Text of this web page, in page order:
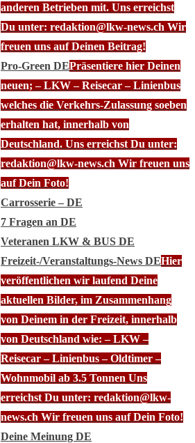
anderen Betrieben mit. Uns erreichst
Du unter: redaktion@lkw-news.ch Wir
freuen uns auf Deinen Beitrag!
Pro-Green DEPräsentiere hier Deinen
neuen; – LKW – Reisecar – Linienbus
welches die Verkehrs-Zulassung soeben
erhalten hat, innerhalb von
Deutschland. Uns erreichst Du unter:
redaktion@lkw-news.ch Wir freuen uns
auf Dein Foto!
Carrosserie – DE
7 Fragen an DE
Veteranen LKW & BUS DE
Freizeit-/Veranstaltungs-News DEHier
veröffentlichen wir laufend Deine
aktuellen Bilder, im Zusammenhang
von Deinem in der Freizeit, innerhalb
von Deutschland wie: – LKW –
Reisecar – Linienbus – Oldtimer –
Wohnmobil ab 3.5 Tonnen Uns
erreichst Du unter: redaktion@lkw-
news.ch Wir freuen uns auf Dein Foto!
Deine Meinung DE